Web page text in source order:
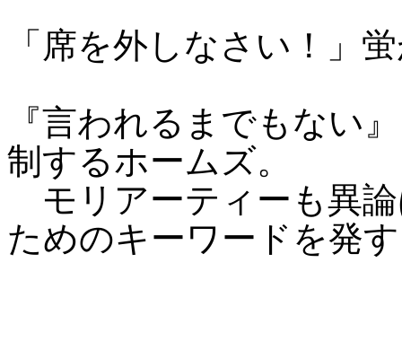
「席を外しなさい！」
『言われるまでもない
制するホームズ。
モリアーティーも異
ためのキーワードを発